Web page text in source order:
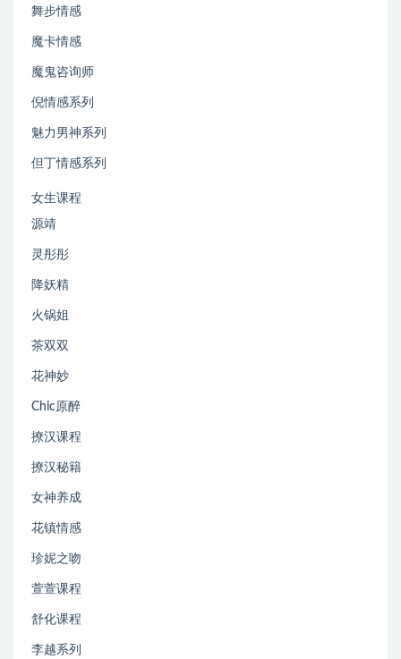
舞步情感
魔卡情感
魔鬼咨询师
倪情感系列
魅力男神系列
但丁情感系列
女生课程
源靖
灵彤彤
降妖精
火锅姐
茶双双
花神妙
Chic原醉
撩汉课程
撩汉秘籍
女神养成
花镇情感
珍妮之吻
萱萱课程
舒化课程
李越系列